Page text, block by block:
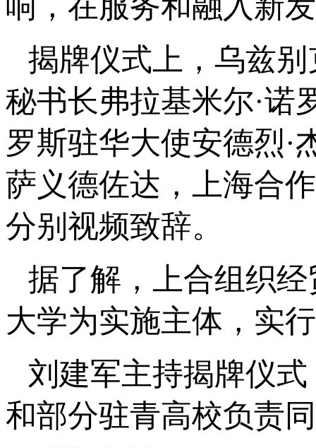
揭牌仪式上，乌兹
秘书长弗拉基米尔·诺
罗斯驻华大使安德烈·
萨义德佐达，上海合
分别视频致辞。
据了解，上合组织
大学为实施主体，实
刘建军主持揭牌仪
和部分驻青高校负责